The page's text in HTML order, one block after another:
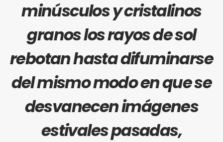
minúsculos y cristalinos
granos los rayos de sol
rebotan hasta difuminarse
del mismo modo en que se
desvanecen imágenes
estivales pasadas,